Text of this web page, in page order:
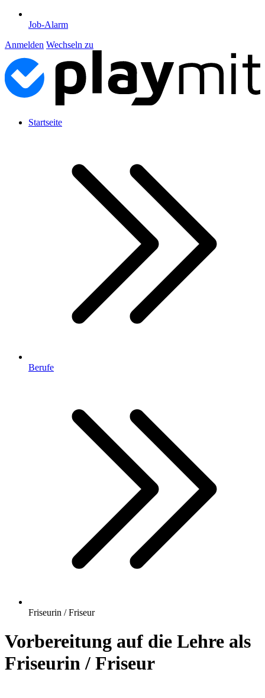
Job-Alarm
Anmelden Wechseln zu
Startseite
Berufe
Friseurin / Friseur
Vorbereitung auf die Lehre als
Friseurin / Friseur